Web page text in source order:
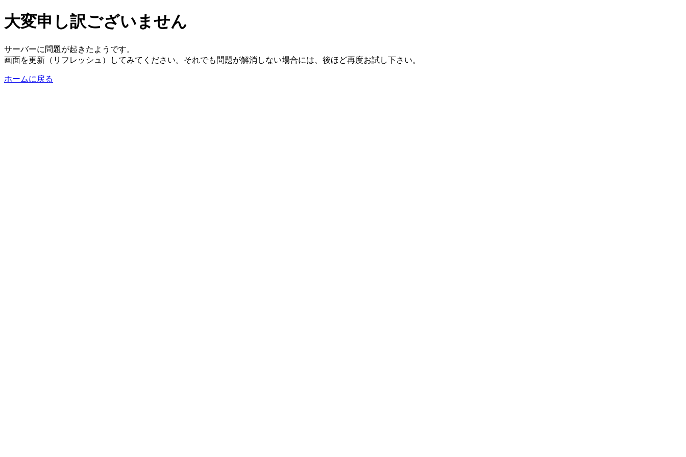
大変申し訳ございません
サーバーに問題が起きたようです。
画面を更新（リフレッシュ）してみてください。それでも問題が解消しない場合には、後ほど再度お試し下さい。
ホームに戻る